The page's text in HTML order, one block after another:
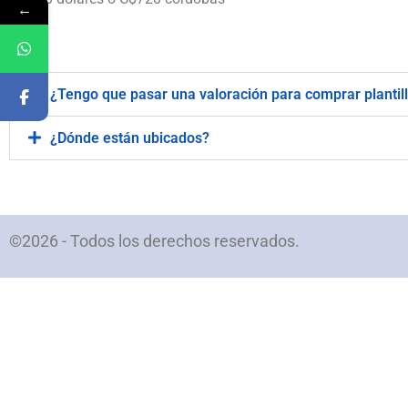
¿Tengo que pasar una valoración para comprar
¿Dónde están ubicados?
©2026 - Todos los derechos reservados.
←